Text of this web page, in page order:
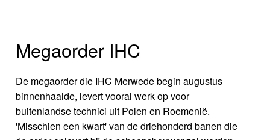
Megaorder IHC
De megaorder die IHC Merwede begin augustus
binnenhaalde, levert vooral werk op voor
buitenlandse technici uit Polen en Roemenië.
'Misschien een kwart' van de driehonderd banen die